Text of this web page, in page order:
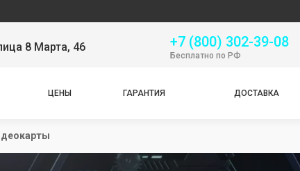
8 Марта, 46 +7 (800) 302-39-08
Бесплатно по РФ
ЦЕНЫ ГАРАНТИЯ ДОСТАВКА